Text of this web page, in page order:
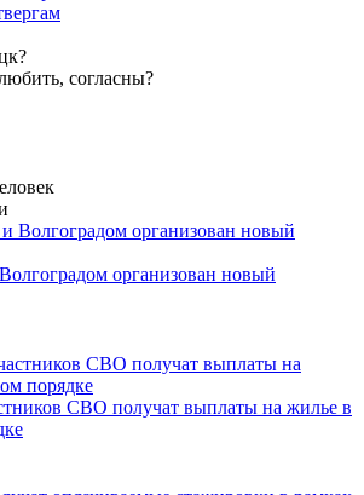
согласны?
организован новый
СВО получат выплаты на жилье в